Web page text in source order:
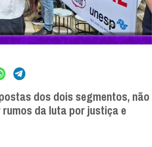
dos dois segmentos, não
da luta por justiça e